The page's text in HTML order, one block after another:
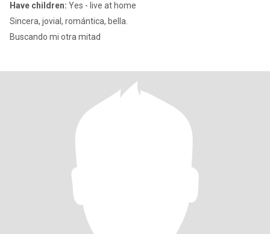
Have children: Yes - live at home
Sincera, jovial, romántica, bella.
Buscando mi otra mitad